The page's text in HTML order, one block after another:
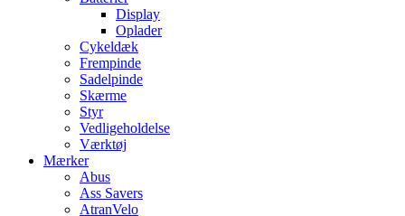
Display
Oplader
Cykeldæk
Frempinde
Sadelpinde
Skærme
Styr
Vedligeholdelse
Værktøj
Mærker
Abus
Ass Savers
AtranVelo